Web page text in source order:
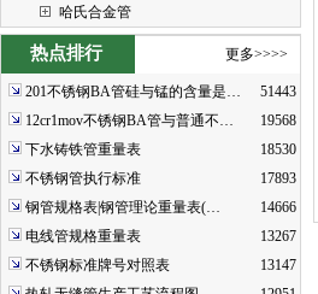
哈氏合金管
热点排行 更多>>>>
201不锈钢BA管硅与锰的含量是…
51443
12cr1mov不锈钢BA管与普通不…
19568
下水铸铁管重量表
18530
不锈钢管执行标准
17893
钢管规格表|钢管理论重量表(…
14666
电线管规格重量表
13267
不锈钢标准牌号对照表
13147